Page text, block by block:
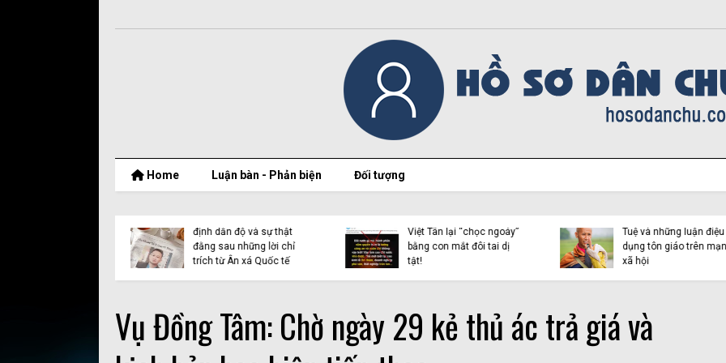
Home Luận bàn - Phản biện Đối tượng
định dẫn độ và sự thật
đằng sau những lời chỉ
trích từ Ân xá Quốc tế
Việt Tân lại “chọc ngoáy”
bằng con mắt đôi tai dị
tật!
Tuệ và những luận điệu
dụng tôn giáo trên
xã hội
Vụ Đồng Tâm: Chờ ngày 29 kẻ thủ ác trả giá và